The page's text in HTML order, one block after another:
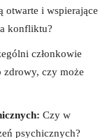
otwarte i wspierające
konfliktu?
członkowie
‍zdrowy, czy może
Czy w
psychicznych?